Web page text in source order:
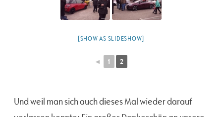
[SHOW AS SLIDESHOW]
◄ 1 2
Und weil man sich auch dieses Mal wieder darauf